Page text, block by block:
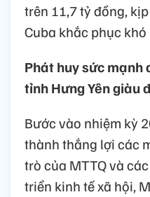
trên 11,7 tỷ đồng,
Cuba khắc phục khó
Phát huy sức mạnh
tỉnh Hưng Yên giàu
Bước vào nhiệm kỳ
thành thắng lợi các
trò của MTTQ và
triển kinh tế xã hội,